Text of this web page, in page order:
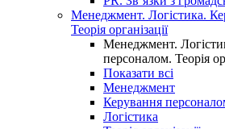
Менеджмент. Логістика.
Теорія організації
Менеджмент.
персоналом. Теорія
Показати всі
Менеджмент
Керування
Логістика